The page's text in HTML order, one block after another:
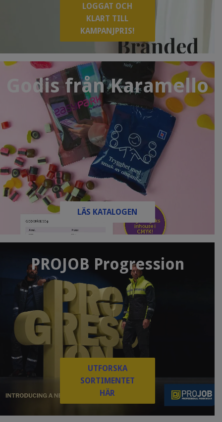
LOGGAT OCH
KLART TILL
KAMPANJPRIS!
Godis från Karamello
LÄS KATALOGEN
PROJOB Progression
UTFORSKA
SORTIMENTET
HÄR